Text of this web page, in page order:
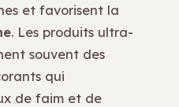
et favorisent la
. Les produits ultra-
souvent des
qui
de faim et de